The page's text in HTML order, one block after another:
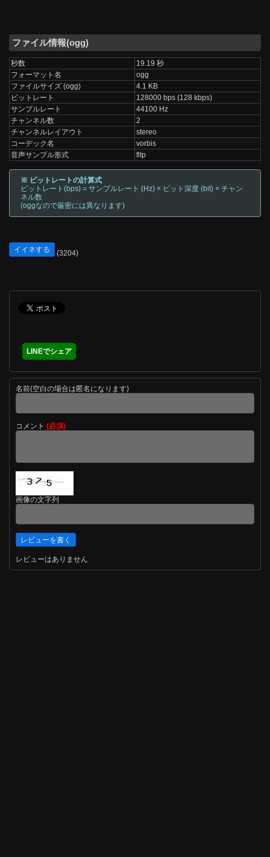
ファイル情報(ogg)
秒数
19.19 秒
フォーマット名
ogg
ファイルサイズ (ogg)
4.1 KB
ビットレート
128000 bps (128 kbps)
サンプルレート
44100 Hz
チャンネル数
2
チャンネルレイアウト
stereo
コーデック名
vorbis
音声サンプル形式
fltp
※ ビットレートの計算式
ビットレート(bps) = サンプルレート (Hz) × ビット深度 (bit) × チャン
ネル数
(oggなので厳密には異なります)
イイネする (3204)
LINEでシェア
名前(空白の場合は匿名になります)
コメント (必須)
画像の文字列
レビューはありません